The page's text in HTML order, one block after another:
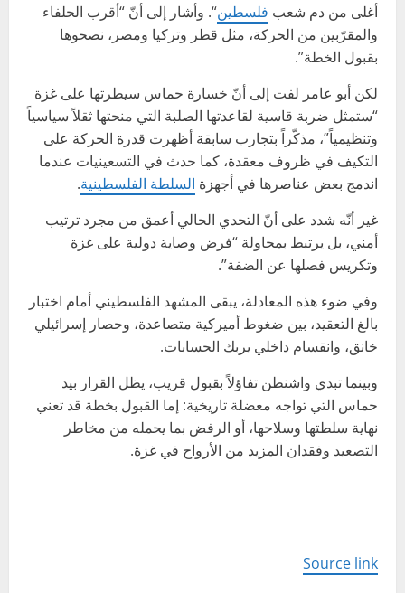
أغلى من دم شعب فلسطين“. وأشار إلى أنّ “أقرب الحلفاء
والمقرّبين من الحركة، مثل قطر وتركيا ومصر، نصحوها
بقبول الخطة”.
لكن أبو عامر لفت إلى أنّ خسارة حماس سيطرتها على غزة
“ستمثل ضربة قاسية لقاعدتها الصلبة التي منحتها ثقلاً سياسياً
وتنظيمياً”، مذكّراً بتجارب سابقة أظهرت قدرة الحركة على
التكيف في ظروف معقدة، كما حدث في التسعينيات عندما
اندمج بعض عناصرها في أجهزة السلطة الفلسطينية.
غير أنّه شدد على أنّ التحدي الحالي أعمق من مجرد ترتيب
أمني، بل يرتبط بمحاولة “فرض وصاية دولية على غزة
وتكريس فصلها عن الضفة”.
وفي ضوء هذه المعادلة، يبقى المشهد الفلسطيني أمام اختبار
بالغ التعقيد، بين ضغوط أميركية متصاعدة، وحصار إسرائيلي
خانق، وانقسام داخلي يربك الحسابات.
وبينما تبدي واشنطن تفاؤلاً بقبول قريب، يظل القرار بيد
حماس التي تواجه معضلة تاريخية: إما القبول بخطة قد تعني
نهاية سلطتها وسلاحها، أو الرفض بما يحمله من مخاطر
التصعيد وفقدان المزيد من الأرواح في غزة.
Source link